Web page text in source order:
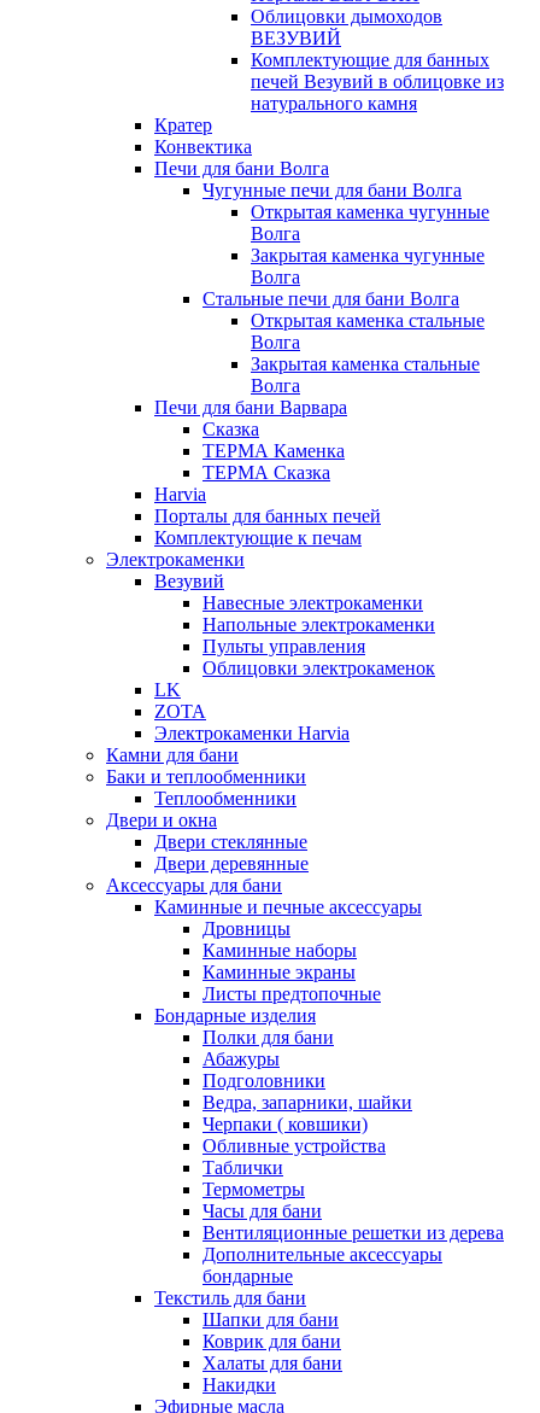
Облицовки дымоходов
ВЕЗУВИЙ
Комплектующие для банных
печей Везувий в облицовке из
натурального камня
Кратер
Конвектика
Печи для бани Волга
Чугунные печи для бани Волга
Открытая каменка чугунные
Волга
Закрытая каменка чугунные
Волга
Стальные печи для бани Волга
Открытая каменка стальные
Волга
Закрытая каменка стальные
Волга
Печи для бани Варвара
Сказка
ТЕРМА Каменка
ТЕРМА Сказка
Harvia
Порталы для банных печей
Комплектующие к печам
Электрокаменки
Везувий
Навесные электрокаменки
Напольные электрокаменки
Пульты управления
Облицовки электрокаменок
LK
ZOTA
Электрокаменки Harvia
Камни для бани
Баки и теплообменники
Теплообменники
Двери и окна
Двери стеклянные
Двери деревянные
Аксессуары для бани
Каминные и печные аксессуары
Дровницы
Каминные наборы
Каминные экраны
Листы предтопочные
Бондарные изделия
Полки для бани
Абажуры
Подголовники
Ведра, запарники, шайки
Черпаки ( ковшики)
Обливные устройства
Таблички
Термометры
Часы для бани
Вентиляционные решетки из дерева
Дополнительные аксессуары
бондарные
Текстиль для бани
Шапки для бани
Коврик для бани
Халаты для бани
Накидки
Эфирные масла